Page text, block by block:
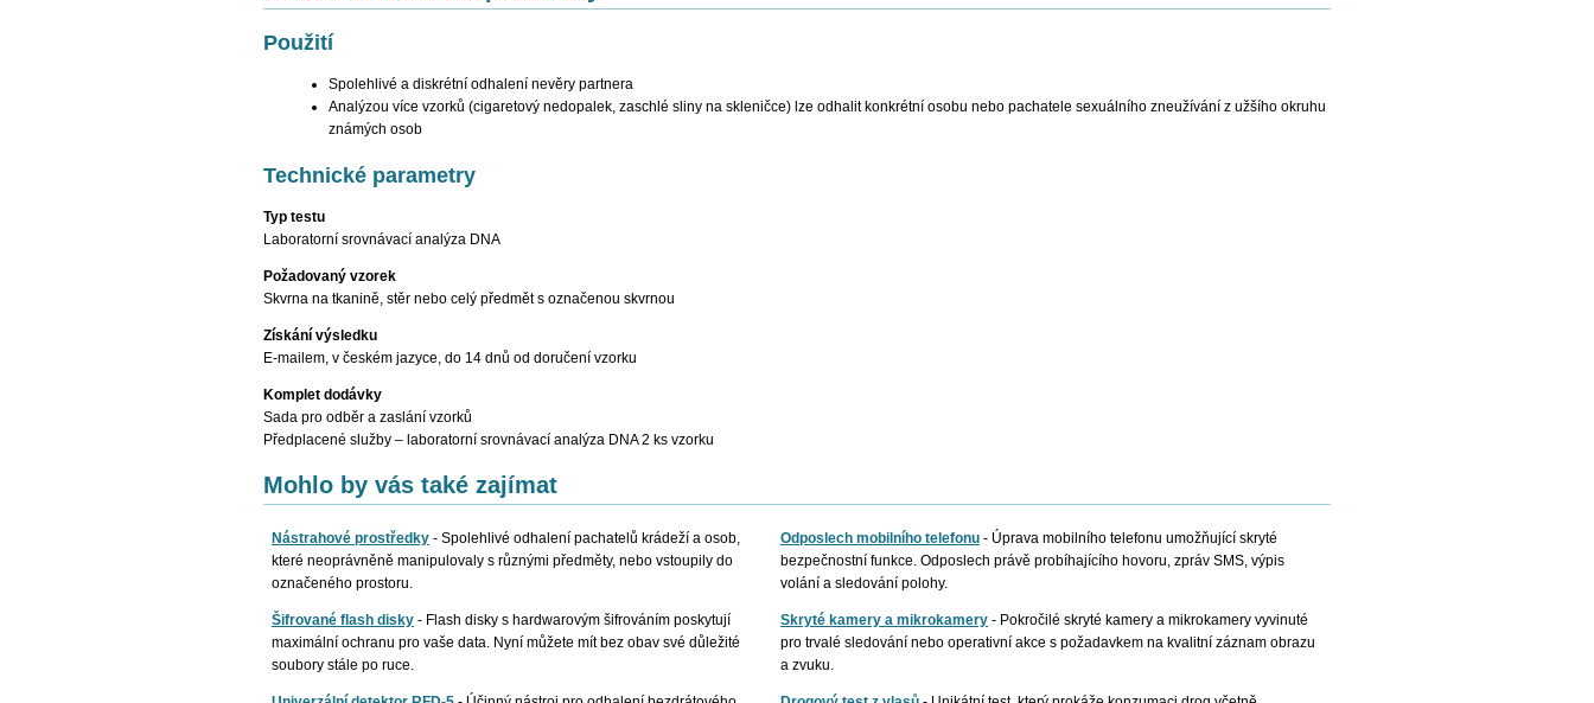
Použití
Spolehlivé a diskrétní odhalení nevěry partnera
Analýzou více vzorků (cigaretový nedopalek, zaschlé sliny na skleničce) lze odhalit konkrétní osobu nebo pachatele sexuálního zneužívání z užšího okruhu
známých osob
Technické parametry
Typ testu
Laboratorní srovnávací analýza DNA
Požadovaný vzorek
Skvrna na tkanině, stěr nebo celý předmět s označenou skvrnou
Získání výsledku
E-mailem, v českém jazyce, do 14 dnů od doručení vzorku
Komplet dodávky
Sada pro odběr a zaslání vzorků
Předplacené služby – laboratorní srovnávací analýza DNA 2 ks vzorku
Mohlo by vás také zajímat
Nástrahové prostředky - Spolehlivé odhalení pachatelů krádeží a osob,
které neoprávněně manipulovaly s různými předměty, nebo vstoupily do
označeného prostoru.
Odposlech mobilního telefonu - Úprava mobilního telefonu umožňující skryté
bezpečnostní funkce. Odposlech právě probíhajícího hovoru, zpráv SMS, výpis
volání a sledování polohy.
Šifrované flash disky - Flash disky s hardwarovým šifrováním poskytují
maximální ochranu pro vaše data. Nyní můžete mít bez obav své důležité
soubory stále po ruce.
Skryté kamery a mikrokamery - Pokročilé skryté kamery a mikrokamery vyvinuté
pro trvalé sledování nebo operativní akce s požadavkem na kvalitní záznam obrazu
a zvuku.